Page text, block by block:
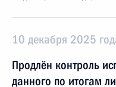
10 декабря 2025
Продлён контроль
данного по итогам